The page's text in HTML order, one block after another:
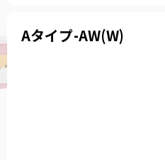
Aタイプ-AW(W)